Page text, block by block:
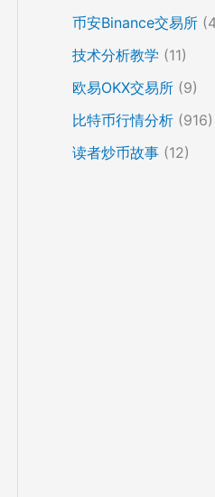
币安Binance交易所
技术分析教学 (11)
欧易OKX交易所 (9)
比特币行情分析 (916)
读者炒币故事 (12)